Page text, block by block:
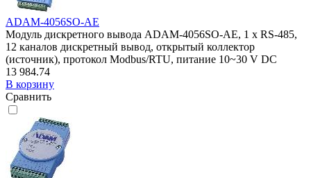
ADAM-4056SO-AE
Модуль дискретного вывода ADAM-4056SO-AE, 1 x RS-485,
12 каналов дискретный вывод, открытый коллектор
(источник), протокол Modbus/RTU, питание 10~30 V DC
13 984.74
В корзину
Сравнить